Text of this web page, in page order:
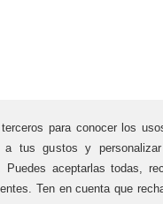
para conocer los
a tus gustos y
aceptarlas todas,
Ten en cuenta que